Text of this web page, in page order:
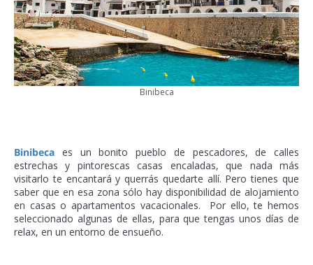
Binibeca
Binibeca es un bonito pueblo de pescadores, de calles
estrechas y pintorescas casas encaladas, que nada más
visitarlo te encantará y querrás quedarte allí. Pero tienes que
saber que en esa zona sólo hay disponibilidad de alojamiento
en casas o apartamentos vacacionales. Por ello, te hemos
seleccionado algunas de ellas, para que tengas unos días de
relax, en un entorno de ensueño.